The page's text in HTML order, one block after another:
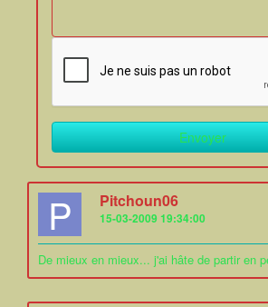
P Pitchoun06
15-03-2009 19:34:00
De mieux en mieux... j'ai hâte de partir en